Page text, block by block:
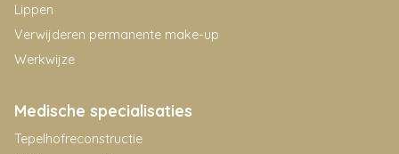
Lippen
Verwijderen permanente make-up
Werkwijze
Medische specialisaties
Tepelhofreconstructie